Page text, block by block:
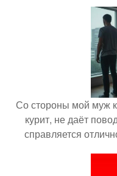
Со стороны мой муж
курит, не даёт
справляется